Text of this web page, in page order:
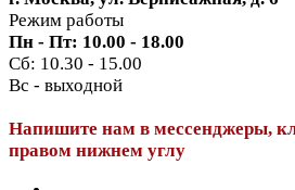
Режим работы
Пн - Пт: 10.00 - 18.00
Сб: 10.30 - 15.00
Вс - выходной
Напишите нам в мессенджеры,
правом нижнем углу